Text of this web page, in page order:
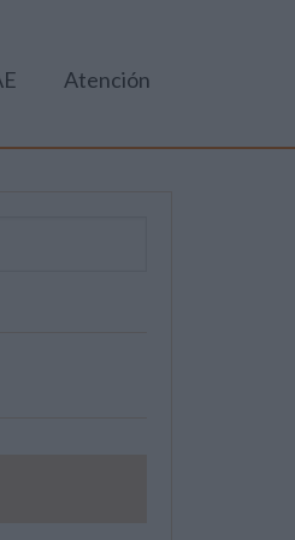
Atención